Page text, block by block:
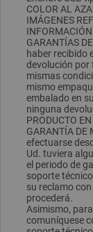
COLOR AL
IMÁGENES
INFORMACIÓN
GARANTÍAS
haber recibido
devolución por
mismas
mismo
embalado en
ninguna
PRODUCTO
GARANTÍA DE
efectuarse
Ud. tuviera
el periodo de
soporte
su reclamo
procederá.
Asimismo,
comuníquese